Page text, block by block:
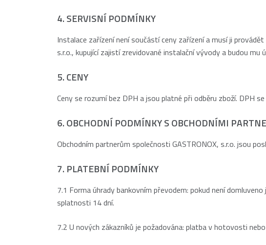
4. SERVISNÍ PODMÍNKY
Instalace zařízení není součástí ceny zařízení a musí ji
s.r.o., kupující zajistí zrevidované instalační vývody a budou mu
5. CENY
Ceny se rozumí bez DPH a jsou platné při odběru zboží. DPH
6. OBCHODNÍ PODMÍNKY S OBCHODNÍMI
Obchodním partnerům společnosti GASTRONOX, s.r.o. jsou
7. PLATEBNÍ PODMÍNKY
7.1 Forma úhrady bankovním převodem: pokud není
splatnosti 14 dní.
7.2 U nových zákazníků je požadována: platba v hotovosti